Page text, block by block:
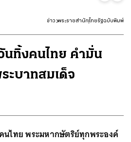
ข่าว พระราชสำนัก ไทยรัฐฉบับพิมพ์
นทิ้งคนไทย คำมั่น
บาทสมเด็จ
นไทย พระมหากษัตริย์ทุกพระองค์